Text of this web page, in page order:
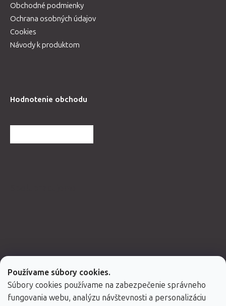
Používame súbory cookies.
Súbory cookies používame na zabezpečenie správneho
fungovania webu, analýzu návštevnosti a personalizáciu
Obchodné podmienky
Ochrana osobných údajov
Cookies
Návody k produktom
Hodnotenie obchodu